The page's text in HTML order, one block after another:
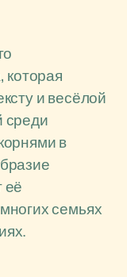
которая
и весёлой
среди
в
её
семьях